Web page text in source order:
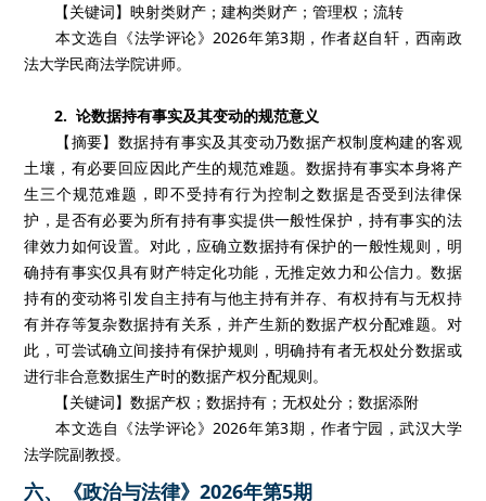
【关键词】映射类财产；建构类财产；管理权；流转
本文选自《法学评论》2026年第3期，作者赵自轩，西南政
法大学民商法学院讲师。
2. 论数据持有事实及其变动的规范意义
【摘要】数据持有事实及其变动乃数据产权制度构建的客观
土壤，有必要回应因此产生的规范难题。数据持有事实本身将产
生三个规范难题，即不受持有行为控制之数据是否受到法律保
护，是否有必要为所有持有事实提供一般性保护，持有事实的法
律效力如何设置。对此，应确立数据持有保护的一般性规则，明
确持有事实仅具有财产特定化功能，无推定效力和公信力。数据
持有的变动将引发自主持有与他主持有并存、有权持有与无权持
有并存等复杂数据持有关系，并产生新的数据产权分配难题。对
此，可尝试确立间接持有保护规则，明确持有者无权处分数据或
进行非合意数据生产时的数据产权分配规则。
【关键词】数据产权；数据持有；无权处分；数据添附
本文选自《法学评论》2026年第3期，作者宁园，武汉大学
法学院副教授。
六、《政治与法律》2026年第5期